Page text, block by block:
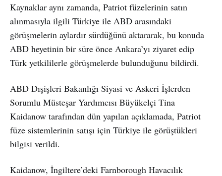
Kaynaklar aynı zamanda, Patriot füzelerinin satın
alınmasıyla ilgili Türkiye ile ABD arasındaki
görüşmelerin aylardır sürdüğünü aktararak, bu konuda
ABD heyetinin bir süre önce Ankara’yı ziyaret edip
Türk yetkililerle görüşmelerde bulunduğunu bildirdi.
ABD Dışişleri Bakanlığı Siyasi ve Askeri İşlerden
Sorumlu Müsteşar Yardımcısı Büyükelçi Tina
Kaidanow tarafından dün yapılan açıklamada, Patriot
füze sistemlerinin satışı için Türkiye ile görüştükleri
bilgisi verildi.
Kaidanow, İngiltere’deki Farnborough Havacılık